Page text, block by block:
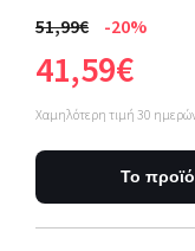
51,99€ -20%
41,59€
Χαμηλότερη τιμή 30
Το